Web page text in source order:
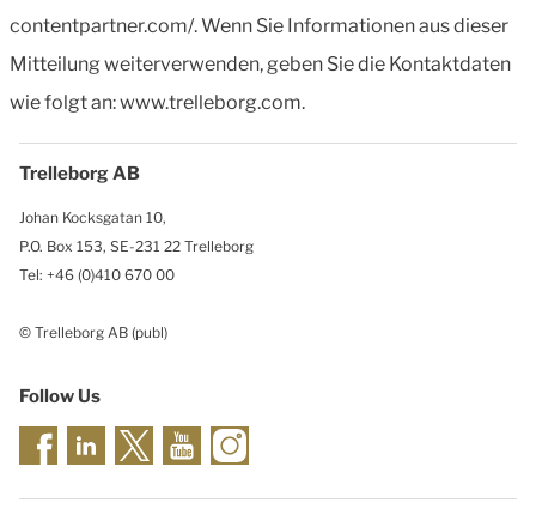
contentpartner.com/. Wenn Sie Informationen aus dieser
Mitteilung weiterverwenden, geben Sie die Kontaktdaten
wie folgt an: www.trelleborg.com.
Trelleborg AB
Johan Kocksgatan 10,
P.O. Box 153, SE-231 22 Trelleborg
Tel: +46 (0)410 670 00
© Trelleborg AB (publ)
Follow Us